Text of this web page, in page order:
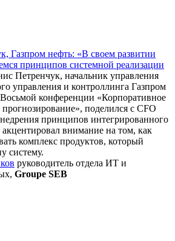
Газпром нефть: «В своем развитии
принципов системной реализации
Петренчук, начальник управления
управления и контроллинга Газпром
конференции «Корпоративное
поделился с CFO
принципов интегрированного
внимание на том, как
комплекс продуктов, который
систему.
руководитель отдела ИТ и
Groupe SEB